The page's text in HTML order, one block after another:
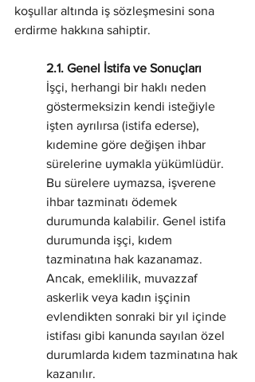
koşullar altında iş sözleşmesini sona
erdirme hakkına sahiptir.
2.1. Genel İstifa ve Sonuçları
İşçi, herhangi bir haklı neden
göstermeksizin kendi isteğiyle
işten ayrılırsa (istifa ederse),
kıdemine göre değişen ihbar
sürelerine uymakla yükümlüdür.
Bu sürelere uymazsa, işverene
ihbar tazminatı ödemek
durumunda kalabilir. Genel istifa
durumunda işçi, kıdem
tazminatına hak kazanamaz.
Ancak, emeklilik, muvazzaf
askerlik veya kadın işçinin
evlendikten sonraki bir yıl içinde
istifası gibi kanunda sayılan özel
durumlarda kıdem tazminatına hak
kazanılır.